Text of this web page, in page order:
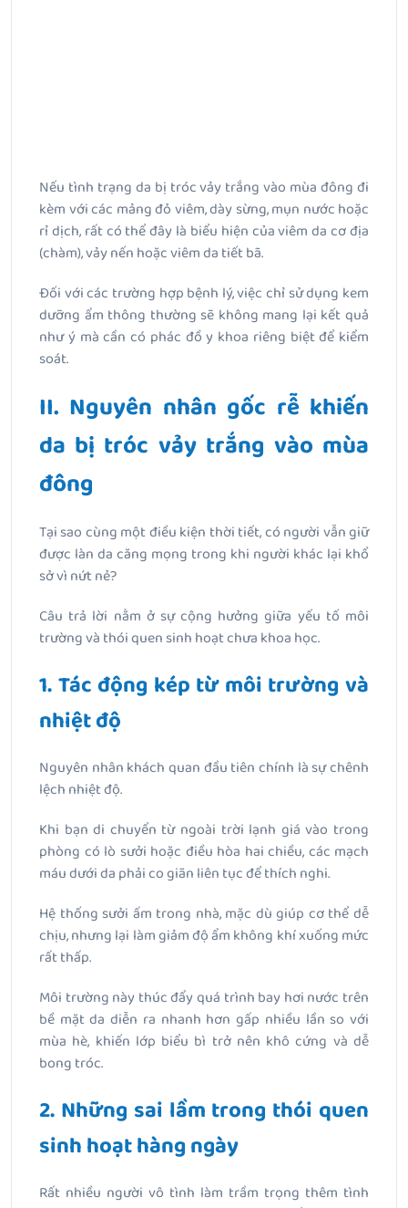
Nếu tình trạng da bị tróc vảy trắng vào mùa đông đi
kèm với các mảng đỏ viêm, dày sừng, mụn nước hoặc
rỉ dịch, rất có thể đây là biểu hiện của viêm da cơ địa
(chàm), vảy nến hoặc viêm da tiết bã.
Đối với các trường hợp bệnh lý, việc chỉ sử dụng kem
dưỡng ẩm thông thường sẽ không mang lại kết quả
như ý mà cần có phác đồ y khoa riêng biệt để kiểm
soát.
II. Nguyên nhân gốc rễ khiến
da bị tróc vảy trắng vào mùa
đông
Tại sao cùng một điều kiện thời tiết, có người vẫn giữ
được làn da căng mọng trong khi người khác lại khổ
sở vì nứt nẻ?
Câu trả lời nằm ở sự cộng hưởng giữa yếu tố môi
trường và thói quen sinh hoạt chưa khoa học.
1. Tác động kép từ môi trường và
nhiệt độ
Nguyên nhân khách quan đầu tiên chính là sự chênh
lệch nhiệt độ.
Khi bạn di chuyển từ ngoài trời lạnh giá vào trong
phòng có lò sưởi hoặc điều hòa hai chiều, các mạch
máu dưới da phải co giãn liên tục để thích nghi.
Hệ thống sưởi ấm trong nhà, mặc dù giúp cơ thể dễ
chịu, nhưng lại làm giảm độ ẩm không khí xuống mức
rất thấp.
Môi trường này thúc đẩy quá trình bay hơi nước trên
bề mặt da diễn ra nhanh hơn gấp nhiều lần so với
mùa hè, khiến lớp biểu bì trở nên khô cứng và dễ
bong tróc.
2. Những sai lầm trong thói quen
sinh hoạt hàng ngày
Rất nhiều người vô tình làm trầm trọng thêm tình